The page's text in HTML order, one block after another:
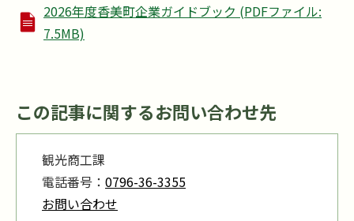
2026年度香美町企業ガイドブック (PDFファイル:
7.5MB)
この記事に関するお問い合わせ先
観光商工課
電話番号： 0796-36-3355
お問い合わせ